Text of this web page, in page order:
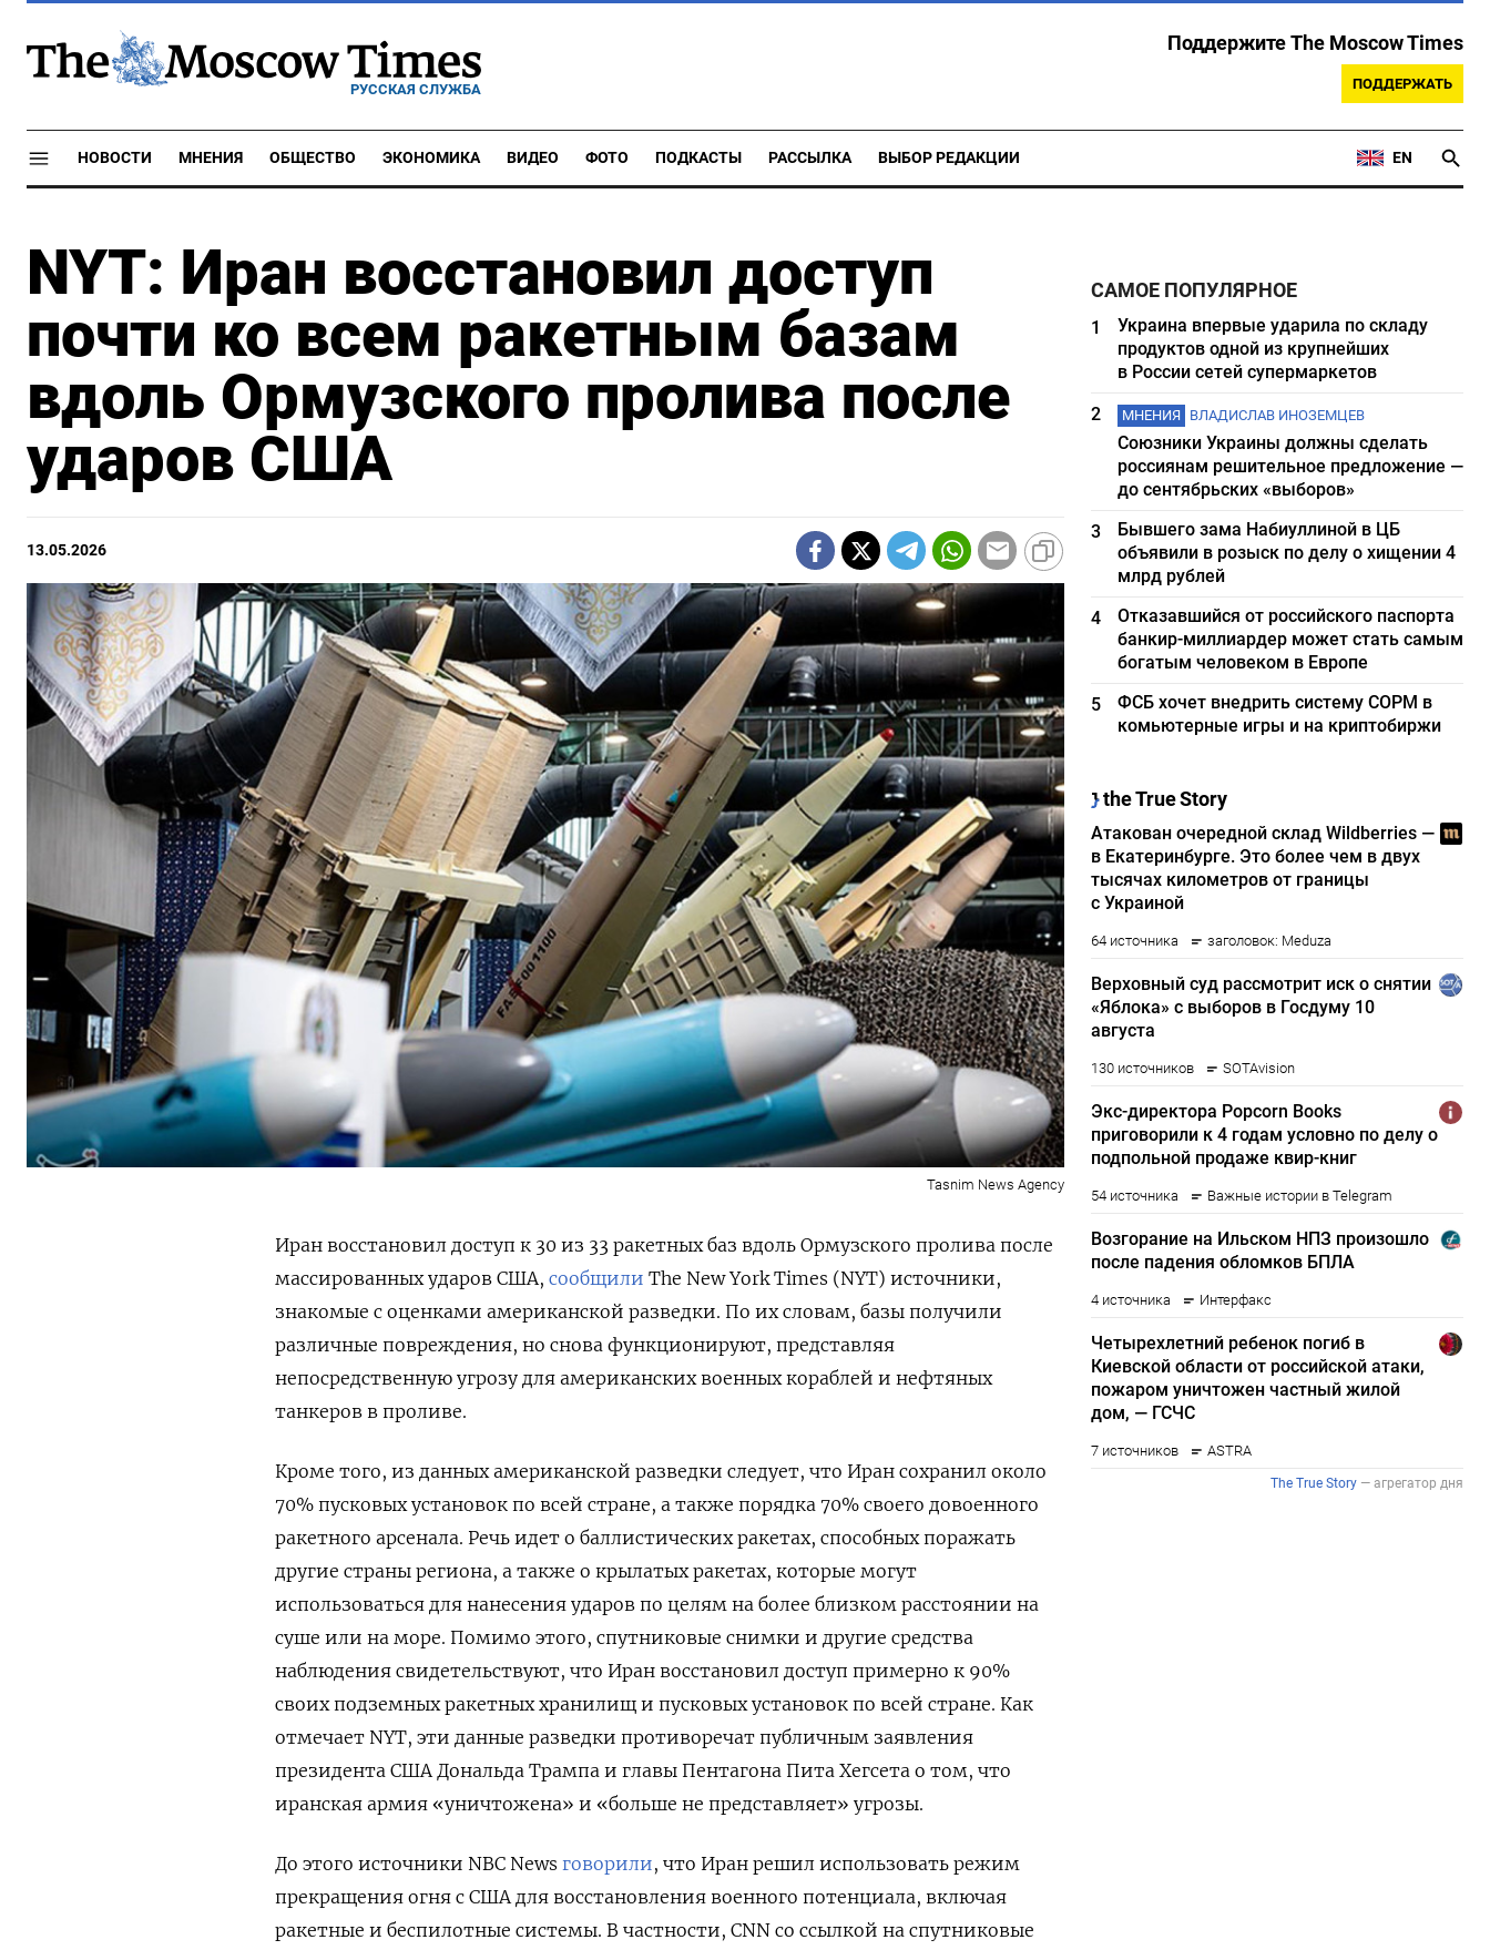
РУССКАЯ СЛУЖБА
Поддержите The Moscow Times
ПОДДЕРЖАТЬ
НОВОСТИ МНЕНИЯ ОБЩЕСТВО ЭКОНОМИКА ВИДЕО ФОТО ПОДКАСТЫ РАССЫЛКА ВЫБОР РЕДАКЦИИ EN
NYT: Иран восстановил доступ
почти ко всем ракетным базам
вдоль Ормузского пролива после
ударов США
13.05.2026
Tasnim News Agency
Иран восстановил доступ к 30 из 33 ракетных баз вдоль Ормузского пролива после
массированных ударов США, сообщили The New York Times (NYT) источники,
знакомые с оценками американской разведки. По их словам, базы получили
различные повреждения, но снова функционируют, представляя
непосредственную угрозу для американских военных кораблей и нефтяных
танкеров в проливе.
Кроме того, из данных американской разведки следует, что Иран сохранил около
70% пусковых установок по всей стране, а также порядка 70% своего довоенного
ракетного арсенала. Речь идет о баллистических ракетах, способных поражать
другие страны региона, а также о крылатых ракетах, которые могут
использоваться для нанесения ударов по целям на более близком расстоянии на
суше или на море. Помимо этого, спутниковые снимки и другие средства
наблюдения свидетельствуют, что Иран восстановил доступ примерно к 90%
своих подземных ракетных хранилищ и пусковых установок по всей стране. Как
отмечает NYT, эти данные разведки противоречат публичным заявления
президента США Дональда Трампа и главы Пентагона Пита Хегсета о том, что
иранская армия «уничтожена» и «больше не представляет» угрозы.
До этого источники NBC News говорили, что Иран решил использовать режим
прекращения огня с США для восстановления военного потенциала, включая
ракетные и беспилотные системы. В частности, CNN со ссылкой на спутниковые
САМОЕ ПОПУЛЯРНОЕ
1
Украина впервые ударила по складу
продуктов одной из крупнейших
в России сетей супермаркетов
2
МНЕНИЯ ВЛАДИСЛАВ ИНОЗЕМЦЕВ
Союзники Украины должны сделать
россиянам решительное предложение —
до сентябрьских «выборов»
3
Бывшего зама Набиуллиной в ЦБ
объявили в розыск по делу о хищении 4
млрд рублей
4
Отказавшийся от российского паспорта
банкир-миллиардер может стать самым
богатым человеком в Европе
5
ФСБ хочет внедрить систему СОРМ в
комьютерные игры и на криптобиржи